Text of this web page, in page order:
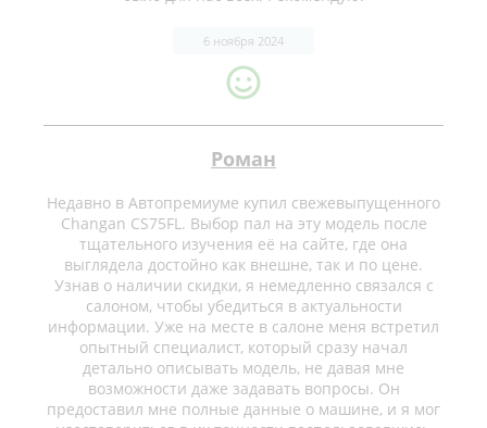
6 ноября 2024
Роман
Недавно в Автопремиуме купил свежевыпущенного
Changan CS75FL. Выбор пал на эту модель после
тщательного изучения её на сайте, где она
выглядела достойно как внешне, так и по цене.
Узнав о наличии скидки, я немедленно связался с
салоном, чтобы убедиться в актуальности
информации. Уже на месте в салоне меня встретил
опытный специалист, который сразу начал
детально описывать модель, не давая мне
возможности даже задавать вопросы. Он
предоставил мне полные данные о машине, и я мог